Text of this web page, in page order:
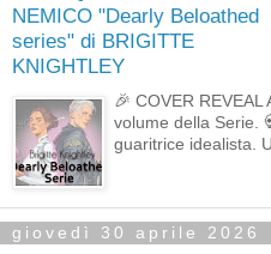
NEMICO "Dearly Beloathed
series" di BRIGITTE
KNIGHTLEY
🎉 COVER
volume della Serie.
guaritrice idealista.
giovedì 30 aprile 2026